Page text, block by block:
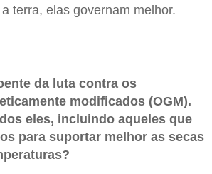
terra, elas governam melhor.
da luta contra os
modificados (OGM).
eles, incluindo aqueles que
para suportar melhor as secas